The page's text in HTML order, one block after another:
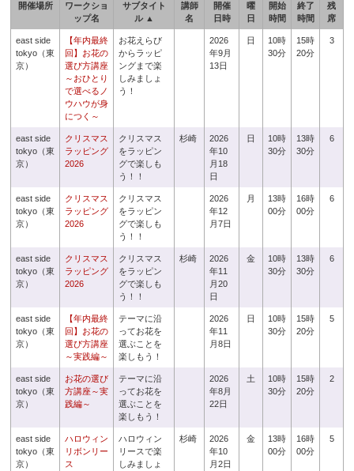
開催場所
ワークショ
ップ名
サブタイト
ル ▲
講師
名
開催
日時
曜
日
開始
時間
終了
時間
残
席
east side
tokyo（東
京）
【年内最終
回】お花の
選び方講座
～おひとり
で選べるノ
ウハウが身
につく～
お花えらび
からラッピ
ングまで楽
しみましょ
う！
2026
年9月
13日
日
10時
30分
15時
20分
3
east side
tokyo（東
京）
クリスマス
ラッピング
2026
クリスマス
をラッピン
グで楽しも
う！！
杉崎
2026
年10
月18
日
日
10時
30分
13時
30分
6
east side
tokyo（東
京）
クリスマス
ラッピング
2026
クリスマス
をラッピン
グで楽しも
う！！
2026
年12
月7日
月
13時
00分
16時
00分
6
east side
tokyo（東
京）
クリスマス
ラッピング
2026
クリスマス
をラッピン
グで楽しも
う！！
杉崎
2026
年11
月20
日
金
10時
30分
13時
30分
6
east side
tokyo（東
京）
【年内最終
回】お花の
選び方講座
～実践編～
テーマに沿
ってお花を
選ぶことを
楽しもう！
2026
年11
月8日
日
10時
30分
15時
20分
5
east side
tokyo（東
京）
お花の選び
方講座～実
践編～
テーマに沿
ってお花を
選ぶことを
楽しもう！
2026
年8月
22日
土
10時
30分
15時
20分
2
east side
tokyo（東
京）
ハロウィン
リボンリー
ス
ハロウィン
リースで楽
しみましょ
杉崎
2026
年10
月2日
金
13時
00分
16時
00分
5